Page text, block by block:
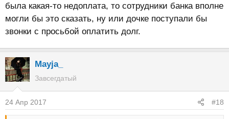
была какая-то недоплата, то сотрудники банка вполне
могли бы это сказать, ну или дочке поступали бы
звонки с просьбой оплатить долг.
Mayja_
Завсегдатый
24 Апр 2017 #18